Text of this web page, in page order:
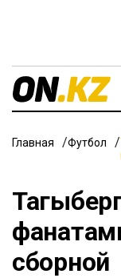
Главная Футбол
сборной